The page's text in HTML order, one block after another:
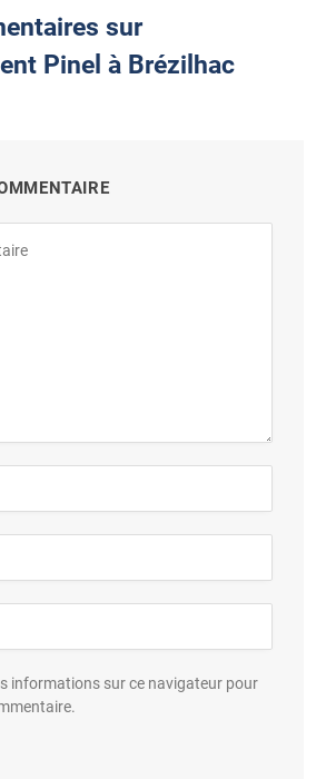
sur
Pinel à Brézilhac
informations sur ce navigateur pour